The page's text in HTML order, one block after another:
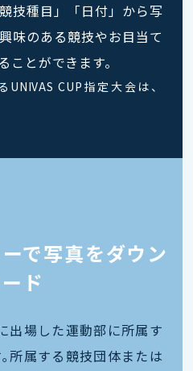
技種目」「日付」から写
味のある競技やお目当て
ことができます。
CUP指定大会は、
で写真をダウン
ド
出場した運動部に所属す
所属する競技団体または